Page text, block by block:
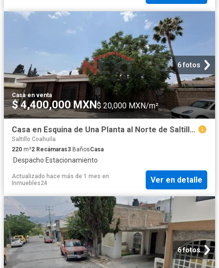
6 fotos
Casa·en venta
$ 4,400,000 MXN$ 20,000 MXN/m²
Casa en Esquina de Una Planta al Norte de Saltillo | Col. Doctores |? 245 m2 de Terreno ?220 m
Saltillo Coahuila
220 m²2 Recámaras3 BañosCasa
·Despacho·Estacionamiento
Actualizado hace más de 1 mes en
Inmuebles24
Ver en detalle
6 fotos